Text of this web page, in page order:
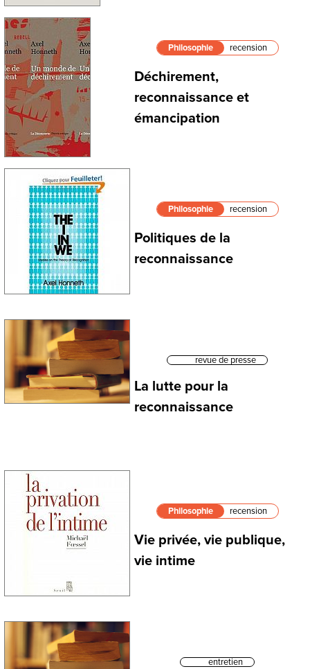
Philosophie recension
Déchirement,
reconnaissance et
émancipation
Philosophie recension
Politiques de la
reconnaissance
revue de presse
La lutte pour la
reconnaissance
Philosophie recension
Vie privée, vie publique,
vie intime
entretien